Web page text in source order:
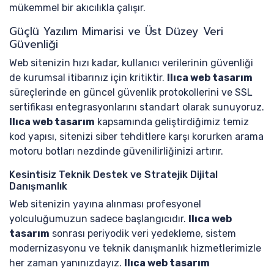
mükemmel bir akıcılıkla çalışır.
Güçlü Yazılım Mimarisi ve Üst Düzey Veri
Güvenliği
Web sitenizin hızı kadar, kullanıcı verilerinin güvenliği
de kurumsal itibarınız için kritiktir. Ilıca web tasarım
süreçlerinde en güncel güvenlik protokollerini ve SSL
sertifikası entegrasyonlarını standart olarak sunuyoruz.
Ilıca web tasarım kapsamında geliştirdiğimiz temiz
kod yapısı, sitenizi siber tehditlere karşı korurken arama
motoru botları nezdinde güvenilirliğinizi artırır.
Kesintisiz Teknik Destek ve Stratejik Dijital
Danışmanlık
Web sitenizin yayına alınması profesyonel
yolculuğumuzun sadece başlangıcıdır. Ilıca web
tasarım sonrası periyodik veri yedekleme, sistem
modernizasyonu ve teknik danışmanlık hizmetlerimizle
her zaman yanınızdayız. Ilıca web tasarım